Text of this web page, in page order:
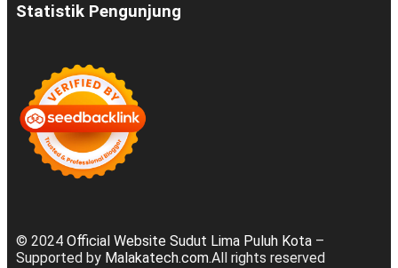
Statistik Pengunjung
© 2024 Official Website Sudut Lima Puluh Kota –
Supported by Malakatech.com.All rights reserved